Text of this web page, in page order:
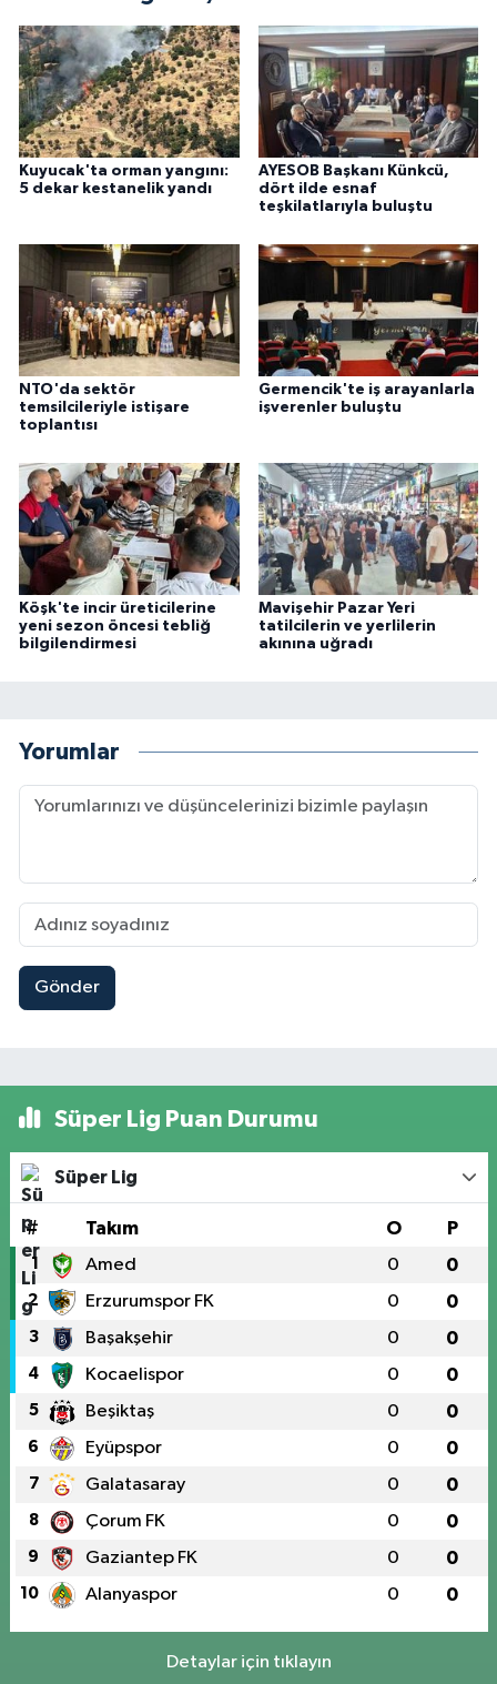
Kuyucak'ta orman yangını:
5 dekar kestanelik yandı
AYESOB Başkanı Künkcü,
dört ilde esnaf
teşkilatlarıyla buluştu
NTO'da sektör
temsilcileriyle istişare
toplantısı
Germencik'te iş arayanlarla
işverenler buluştu
Köşk'te incir üreticilerine
yeni sezon öncesi tebliğ
bilgilendirmesi
Mavişehir Pazar Yeri
tatilcilerin ve yerlilerin
akınına uğradı
Yorumlar
Gönder
Süper Lig Puan Durumu
Süper Lig
# Takım O P
1 Amed 0 0
2 Erzurumspor FK 0 0
3 Başakşehir 0 0
4 Kocaelispor 0 0
5 Beşiktaş 0 0
6 Eyüpspor 0 0
7 Galatasaray 0 0
8 Çorum FK 0 0
9 Gaziantep FK 0 0
10 Alanyaspor 0 0
Detaylar için tıklayın